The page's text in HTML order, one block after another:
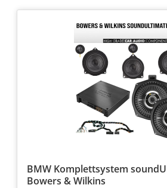
BMW Komplettsystem
Bowers & Wilkins